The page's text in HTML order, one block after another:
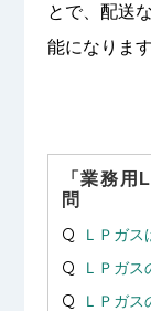
とで、配送
能になります
「業務
問
ＬＰガス
ＬＰガ
ＬＰガ